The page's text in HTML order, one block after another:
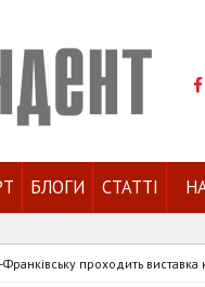
БЛОГИ СТАТТІ
Франківську проходить